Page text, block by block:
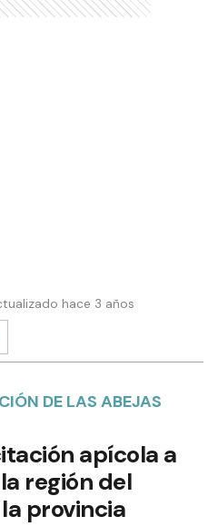
hace 3 años
DE LAS ABEJAS
apícola a
región del
provincia